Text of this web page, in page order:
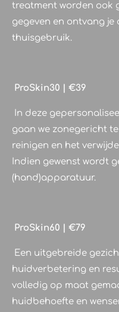
treatment worden ook
gegeven en ontvang
thuisgebruik.
ProSkin30 | €39
In deze
gaan we zonegericht
reinigen en het
Indien gewenst wordt
(hand)apparatuur.
ProSkin60 | €79
Een uitgebreide
huidverbetering en
volledig op maat
huidbehoefte en